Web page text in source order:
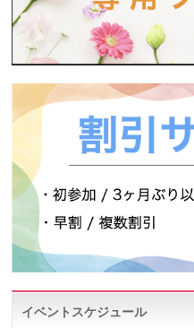
イベントスケジュール